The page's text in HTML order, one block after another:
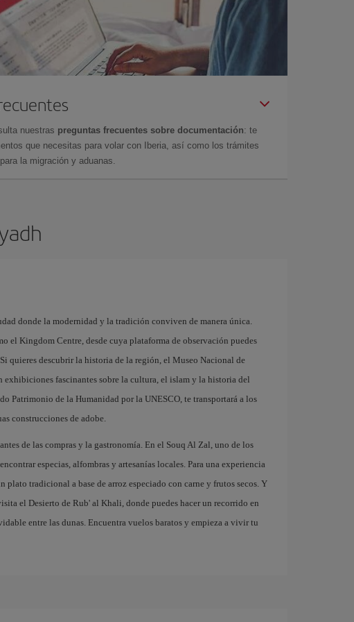
nuestras preguntas frecuentes sobre documentación: te
que necesitas para volar con Iberia, así como los trámites
la migración y aduanas.
donde la modernidad y la tradición conviven de manera única.
el Kingdom Centre, desde cuya plataforma de observación puedes
quieres descubrir la historia de la región, el Museo Nacional de
exhibiciones fascinantes sobre la cultura, el islam y la historia del
Patrimonio de la Humanidad por la UNESCO, te transportará a los
construcciones de adobe.
de las compras y la gastronomía. En el Souq Al Zal, uno de los
especias, alfombras y artesanías locales. Para una experiencia
tradicional a base de arroz especiado con carne y frutos secos. Y
el Desierto de Rub' al Khali, donde puedes hacer un recorrido en
entre las dunas. Encuentra vuelos baratos y empieza a vivir tu